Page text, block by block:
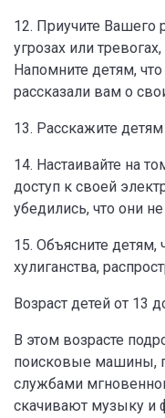
12. Приучите
угрозах или
Напомните детям,
рассказали вам о
13. Расскажите
14. Настаивайте на
доступ к своей
убедились, что они
15. Объясните детям,
хулиганства,
Возраст детей от 13
В этом возрасте
поисковые машины,
службами
скачивают музыку